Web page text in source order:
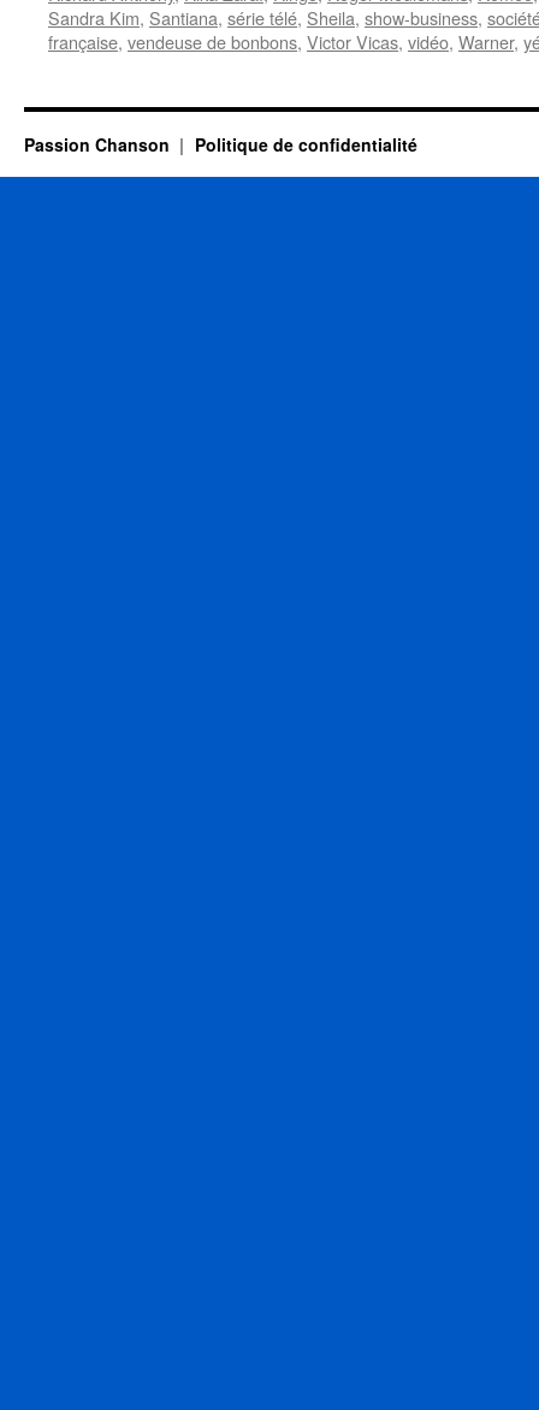
Sandra Kim, Santiana, série télé, Sheila, show-business,
française, vendeuse de bonbons, Victor Vicas, vidéo, Warner,
Passion Chanson Politique de confidentialité